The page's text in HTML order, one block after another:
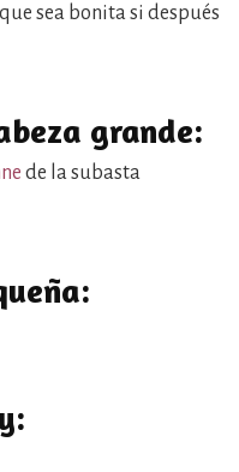
sea bonita si después
grande:
de la subasta